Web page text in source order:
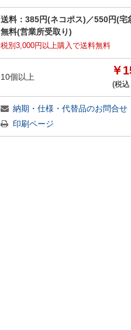
送料： 385円(ネコポス) ／550円(宅
無料(営業所受取り)
税別3,000円以上購入で送料無料
10個以上 ￥
(税込
納期・仕様・代替品のお問合せ
印刷ページ